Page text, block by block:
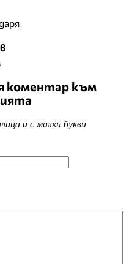
коментар към
и с малки букви